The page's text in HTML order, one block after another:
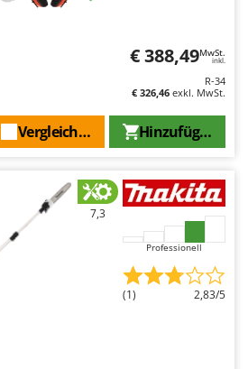
€ 388,49MwSt.
inkl.
R-34
€ 326,46 exkl. MwSt.
Hinzufügen
Vergleichen Sie
7,3
Professionell
(1) 2,83/5